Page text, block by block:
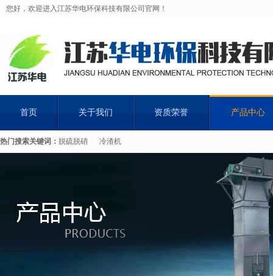
您好，欢迎进入江苏华电环保科技有限公司官网！
首页 关于我们 资质荣誉 产品中心
热门搜索关键词： 脱硫脱硝 冷渣机